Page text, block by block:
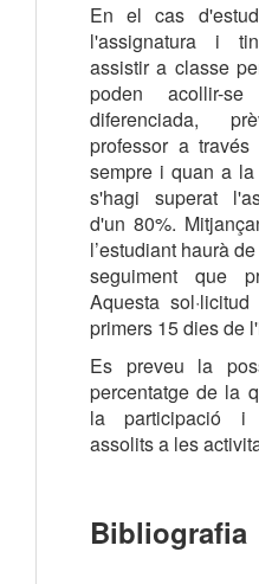
En el cas
l'assignatura i
assistir a classe
poden acollir-
diferenciada,
professor a
sempre i quan a
s'hagi superat
d'un 80%.
l’estudiant haurà
seguiment que
Aquesta
primers 15 dies de
Es preveu la
percentatge de la
la participació i
assolits a les
Bibliografia